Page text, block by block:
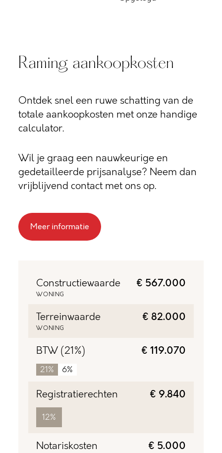
Raming aankoopkosten
Ontdek snel een ruwe schatting van de
totale aankoopkosten met onze handige
calculator.
Wil je graag een nauwkeurige en
gedetailleerde prijsanalyse? Neem dan
vrijblijvend contact met ons op.
Meer informatie
Constructiewaarde
WONING
€ 567.000
Terreinwaarde
WONING
€ 82.000
BTW (21%)
21% 6%
€ 119.070
Registratierechten
12%
€ 9.840
Notariskosten
€ 5.000